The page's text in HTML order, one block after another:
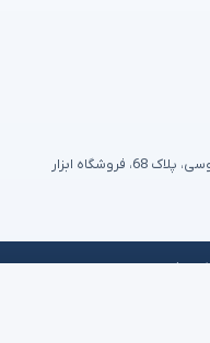
تهران، میدان امام خمینی (ره)، خیابان فردوسی، پلاک 68، فروشگاه ابزار
ایران